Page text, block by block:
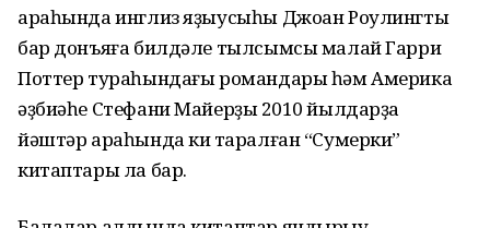
араһында инглиз яҙыусыһы Джоан Роулингтың
бар донъяға билдәле тылсымсы малай Гарри
Поттер тураһындағы романдары һәм Америка
әҙбиәһе Стефани Майерҙың 2010 йылдарҙа
йәштәр араһында киң таралған “Сумерки”
китаптары ла бар.